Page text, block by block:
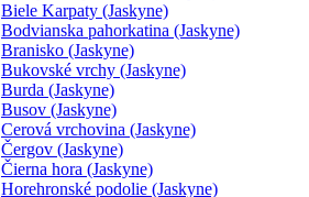
Biele Karpaty (Jaskyne)
Bodvianska pahorkatina (Jaskyne)
Branisko (Jaskyne)
Bukovské vrchy (Jaskyne)
Burda (Jaskyne)
Busov (Jaskyne)
Cerová vrchovina (Jaskyne)
Čergov (Jaskyne)
Čierna hora (Jaskyne)
Horehronské podolie (Jaskyne)